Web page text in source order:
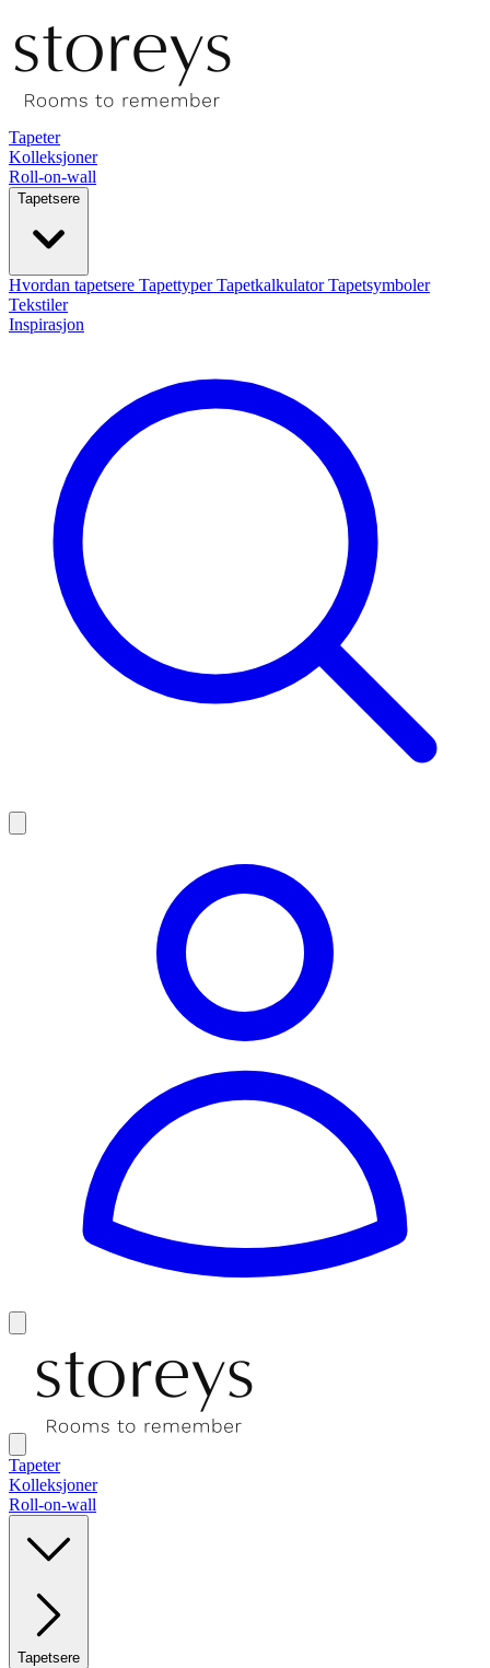
Tapeter
Kolleksjoner
Roll-on-wall
Tapetsere
Hvordan tapetsere TapettyperTapetkalkulatorTapetsymboler
Tekstiler
Inspirasjon
Tapeter
Kolleksjoner
Roll-on-wall
Tapetsere